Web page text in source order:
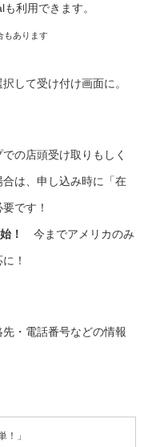
利用できます。
もあります
して受け付け画面に。
の店頭受け取りもしく
は、申し込み時に「在
です！
！ 今までアメリカのみ
！
・電話番号などの情報
！」